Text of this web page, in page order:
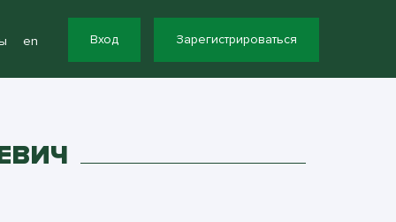
en Вход Зарегистрироваться